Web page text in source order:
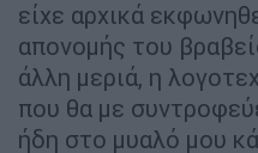
είχε αρχικά
απονομής του
άλλη μεριά, η
που θα με
ήδη στο μυαλό μου